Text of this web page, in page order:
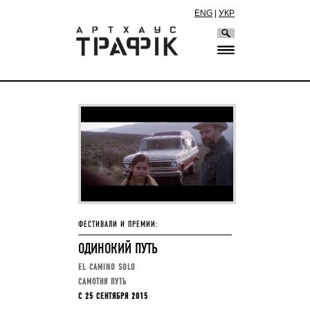
ENG УКР
ФЕСТИВАЛИ И ПРЕМИИ:
ОДИНОКИЙ ПУТЬ
EL CAMINO SOLO
САМОТНЯ ПУТЬ
C 25 СЕНТЯБРЯ 2015